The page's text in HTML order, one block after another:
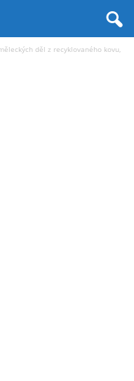
děl z recyklovaného kovu,